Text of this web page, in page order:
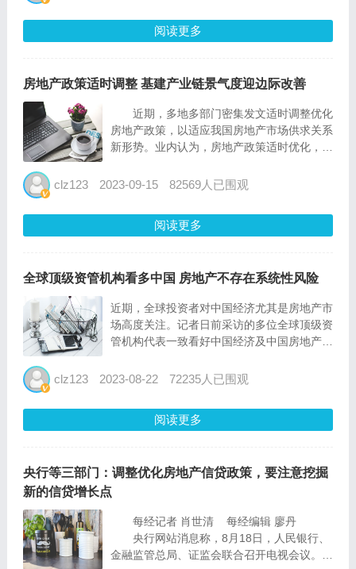
阅读更多
房地产政策适时调整 基建产业链景气度迎边际改善
近期，多地多部门密集发文适时调整优化
房地产政策，以适应我国房地产市场供求关系
新形势。业内认为，房地产政策适时优化，一
求，另一方面也将对扩大消费、拉动投资、稳
的调整和落地，对基建...
clz123 2023-09-15 82569人已围观
阅读更多
全球顶级资管机构看多中国 房地产不存在系统性风险
近期，全球投资者对中国经济尤其是房地产市
场高度关注。记者日前采访的多位全球顶级资
管机构代表一致看好中国经济及中国房地产行
一步拓宽，基础设施进一步完善。 看好中国
济的发展现状？...
clz123 2023-08-22 72235人已围观
阅读更多
央行等三部门：调整优化房地产信贷政策，要注意挖掘
新的信贷增长点
每经记者 肖世清 每经编辑 廖丹
央行网站消息称，8月18日，人民银行、
金融监管总局、证监会联合召开电视会议。会